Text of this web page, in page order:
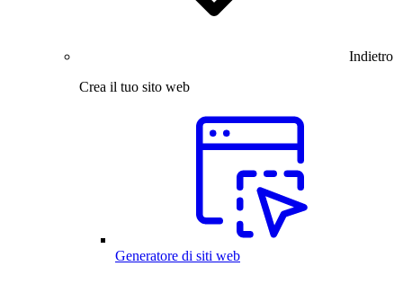
Indietro
Crea il tuo sito web
Generatore di siti web